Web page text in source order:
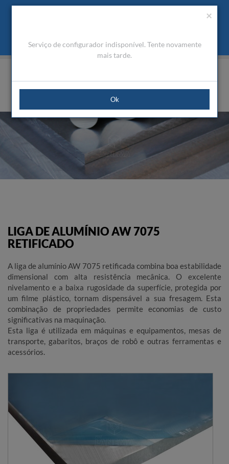
Usamos cookies para melhorar a navegação. Ao fechar esta
O que são Cookies
PT
Área Cliente
Orçamento(0)
LIGA DE ALUMÍNIO AW 7075
RETIFICADO
A liga de alumínio AW 7075 retificada combina boa estabilidade
dimensional com alta resistência mecânica. O excelente
nivelamento e a baixa rugosidade da superfície, protegida por
um filme plástico, tornam dispensável a sua fresagem. Esta
combinação de propriedades permite economias de custo
significativas na maquinação.
Esta liga é utilizada em máquinas e equipamentos, mesas de
transporte, gabaritos, braços de robô e outras ferramentas e
acessórios.
×
Serviço de configurador indisponível. Tente novamente
mais tarde.
Ok